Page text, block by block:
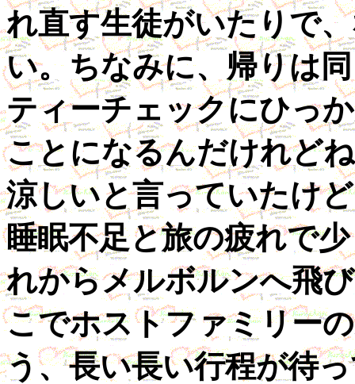
れ直す生徒がいたりで
い。ちなみに、帰りは
ティーチェックにひっ
ことになるんだけれど
涼しいと言っていたけ
睡眠不足と旅の疲れで
れからメルボルンへ飛
こでホストファミリー
う、長い長い行程が待